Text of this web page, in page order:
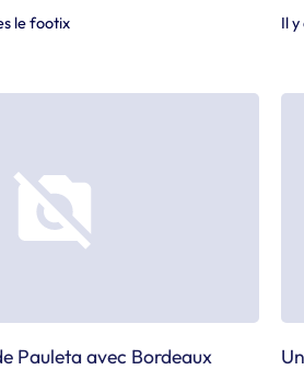
le footix Il y
Pauleta avec Bordeaux